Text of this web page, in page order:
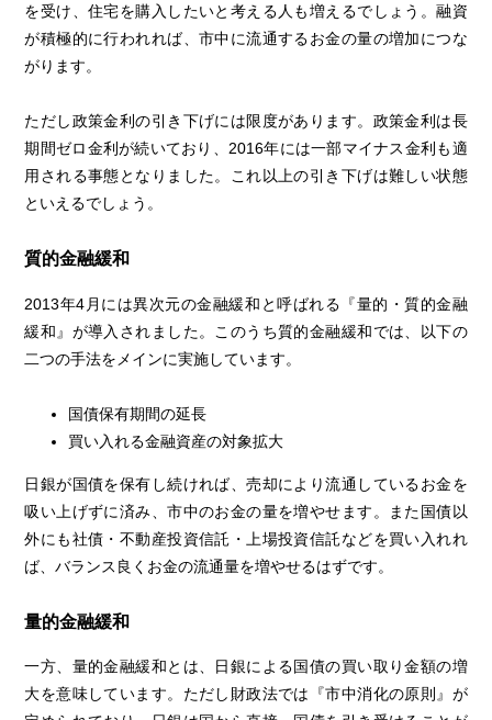
を受け、住宅を購入したいと考える人も増えるでしょう。融資
が積極的に行われれば、市中に流通するお金の量の増加につな
がります。
ただし政策金利の引き下げには限度があります。政策金利は長
期間ゼロ金利が続いており、2016年には一部マイナス金利も適
用される事態となりました。これ以上の引き下げは難しい状態
といえるでしょう。
質的金融緩和
2013年4月には異次元の金融緩和と呼ばれる『量的・質的金融
緩和』が導入されました。このうち質的金融緩和では、以下の
二つの手法をメインに実施しています。
国債保有期間の延長
買い入れる金融資産の対象拡大
日銀が国債を保有し続ければ、売却により流通しているお金を
吸い上げずに済み、市中のお金の量を増やせます。また国債以
外にも社債・不動産投資信託・上場投資信託などを買い入れれ
ば、バランス良くお金の流通量を増やせるはずです。
量的金融緩和
一方、量的金融緩和とは、日銀による国債の買い取り金額の増
大を意味しています。ただし財政法では『市中消化の原則』が